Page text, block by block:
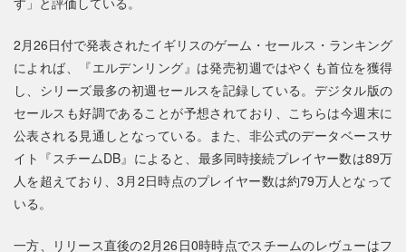
2月26日付で発表されたイギリスのゲーム・セールス・ランキング
によれば、『エルデンリング』は発売初週ではやくも首位を獲得
し、シリーズ最多の初週セールスを記録している。デジタル版の
セールスも好調であることが予想されており、こちらは今週末に
公表される見通しとなっている。また、非公式のデータベースサ
イト『スチームDB』によると、最多同時接続プレイヤー数は89万
人を超えており、3月2日時点のプレイヤー数は約79万人となって
いる。
一方、リリース直後の2月26日0時時点でスチームのレヴューはフ